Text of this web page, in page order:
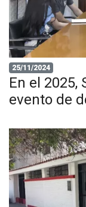
25/11/2024
En el 2025,
evento de